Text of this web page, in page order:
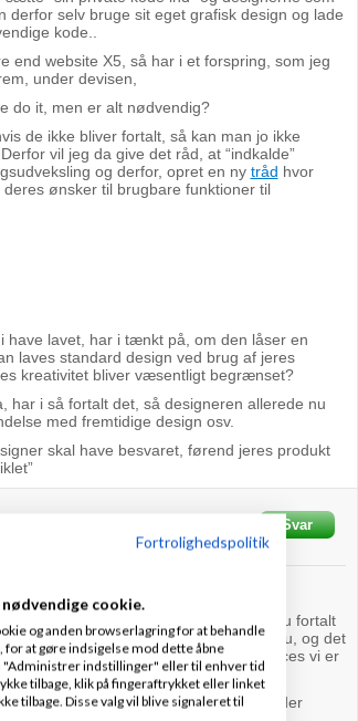
derfor selv bruge sit eget grafisk design og lade
kode..
end website X5, så har i et forspring, som jeg
under devisen,
do it, men er alt nødvendig?
de ikke bliver fortalt, så kan man jo ikke
vil jeg da give det råd, at “indkalde”
og derfor, opret en ny tråd hvor
ønsker til brugbare funktioner til
have lavet, har i tænkt på, om den låser en
laves standard design ved brug af jeres
kreativitet bliver væsentligt begrænset?
har i så fortalt det, så designeren allerede nu
med fremtidige design osv.
skal have besvaret, førend jeres produkt
Svar
ikke fik kigget på Website x5, da du fortalt
en fejl. Jeg har kigget en del på det nu, og det
omkring deres start templates, en proces vi er
der er relativt mangeprogrammører
der
Fortrolighedspolitik
cookie.
og anden browserlagring for at behandle
at gøre indsigelse mod dette åbne
"Administrer indstillinger" eller til enhver tid
tilbage, klik på fingeraftrykket eller linket
tilbage. Disse valg vil blive signaleret til